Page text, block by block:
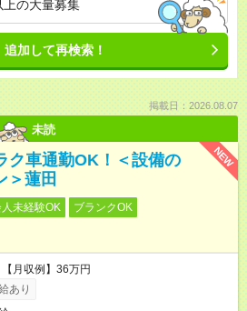
の大量募集
追加して再検索！
掲載日：2026.08.07
未読
NEW
ク車通勤OK！＜設備の
＞蓮田
未経験OK
ブランクOK
月収例】36万円
あり